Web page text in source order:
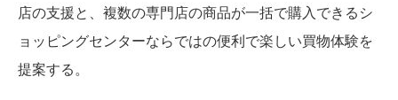
店の支援と、複数の専門店の商品が一括で購入できるシ
ョッピングセンターならではの便利で楽しい買物体験を
提案する。